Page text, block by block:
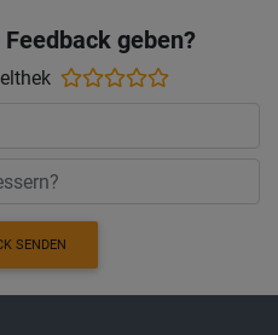
geben?
SENDEN